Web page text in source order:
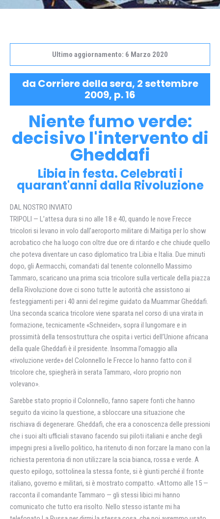
Ultimo aggiornamento: 6 Marzo 2020
da Corriere della sera, 2 settembre
2009, p. 16
Niente fumo verde:
decisivo l'intervento di
Gheddafi
Libia in festa. Celebrati i
quarant'anni dalla Rivoluzione
DAL NOSTRO INVIATO
TRIPOLI — L’attesa dura si no alle 18 e 40, quando le nove Frecce
tricolori si levano in volo dall’aeroporto militare di Maitiga per lo show
acrobatico che ha luogo con oltre due ore di ritardo e che chiude quello
che poteva diventare un caso diplomatico tra Libia e Italia. Due minuti
dopo, gli Aermacchi, comandati dal tenente colonnello Massimo
Tammaro, scaricano una prima scia tricolore sulla verticale della piazza
della Rivoluzione dove ci sono tutte le autorità che assistono ai
festeggiamenti per i 40 anni del regime guidato da Muammar Gheddafi.
Una seconda scarica tricolore viene sparata nel corso di una virata in
formazione, tecnicamente «Schneider», sopra il lungomare e in
prossimità della tensostruttura che ospita i vertici dell’Unione africana
della quale Gheddafi è il presidente. Insomma l’omaggio alla
«rivoluzione verde» del Colonnello le Frecce lo hanno fatto con il
tricolore che, spiegherà in serata Tammaro, «loro proprio non
volevano».
Sarebbe stato proprio il Colonnello, fanno sapere fonti che hanno
seguito da vicino la questione, a sbloccare una situazione che
rischiava di degenerare. Gheddafi, che era a conoscenza delle pressioni
che i suoi alti ufficiali stavano facendo sui piloti italiani e anche degli
impegni presi a livello politico, ha ritenuto di non forzare la mano con la
richiesta perentoria di non utilizzare la scia bianca, rossa e verde. A
questo epilogo, sottolinea la stessa fonte, si è giunti perché il fronte
italiano, governo e militari, si è mostrato compatto. «Attorno alle 15 —
racconta il comandante Tammaro — gli stessi libici mi hanno
comunicato che tutto era risolto. Nello stesso istante mi ha